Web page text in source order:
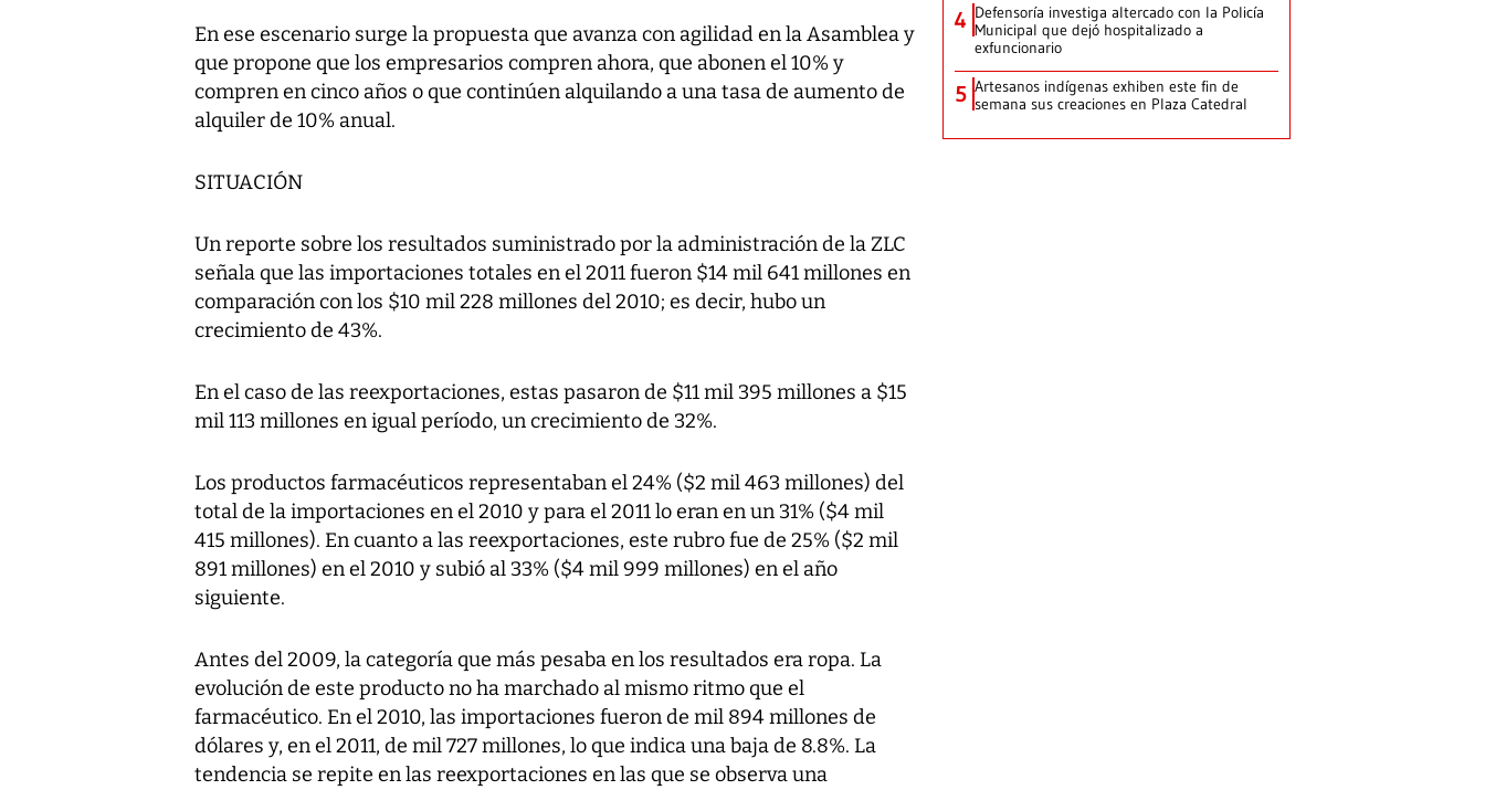
En ese escenario surge la propuesta que avanza con agilidad en la Asamblea y
que propone que los empresarios compren ahora, que abonen el 10% y
compren en cinco años o que continúen alquilando a una tasa de aumento de
alquiler de 10% anual.
SITUACIÓN
Un reporte sobre los resultados suministrado por la administración de la ZLC
señala que las importaciones totales en el 2011 fueron $14 mil 641 millones en
comparación con los $10 mil 228 millones del 2010; es decir, hubo un
crecimiento de 43%.
En el caso de las reexportaciones, estas pasaron de $11 mil 395 millones a $15
mil 113 millones en igual período, un crecimiento de 32%.
Los productos farmacéuticos representaban el 24% ($2 mil 463 millones) del
total de la importaciones en el 2010 y para el 2011 lo eran en un 31% ($4 mil
415 millones). En cuanto a las reexportaciones, este rubro fue de 25% ($2 mil
891 millones) en el 2010 y subió al 33% ($4 mil 999 millones) en el año
siguiente.
Antes del 2009, la categoría que más pesaba en los resultados era ropa. La
evolución de este producto no ha marchado al mismo ritmo que el
farmacéutico. En el 2010, las importaciones fueron de mil 894 millones de
dólares y, en el 2011, de mil 727 millones, lo que indica una baja de 8.8%. La
tendencia se repite en las reexportaciones en las que se observa una
4 Defensoría investiga altercado con la Policía
Municipal que dejó hospitalizado a
exfuncionario
5 Artesanos indígenas exhiben este fin de
semana sus creaciones en Plaza Catedral